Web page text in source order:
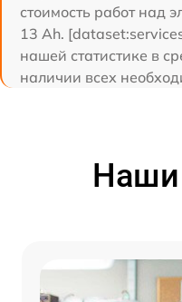
стоимость работ над
13 Ah.
нашей статистике в
наличии всех
Наши